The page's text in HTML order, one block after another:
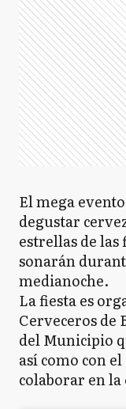
El mega
degustar
estrellas de las
sonarán
medianoche.
La fiesta es
Cerveceros de
del Municipio
así como con
colaborar en